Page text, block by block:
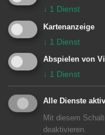
4 Unterkochen
↓ 1 Dienst
Kartenanzeige
↓ 1 Dienst
Abspielen von
↓ 1 Dienst
Alle Dienste
Mit diesem
deaktivieren.